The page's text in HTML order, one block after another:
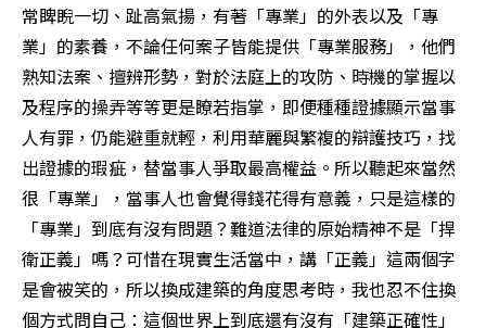
常睥睨一切、趾高氣揚，有著「專業」的外表以及「專
業」的素養，不論任何案子皆能提供「專業服務」，他們
熟知法案、擅辨形勢，對於法庭上的攻防、時機的掌握以
及程序的操弄等等更是瞭若指掌，即便種種證據顯示當事
人有罪，仍能避重就輕，利用華麗與繁複的辯護技巧，找
出證據的瑕疵，替當事人爭取最高權益。所以聽起來當然
很「專業」，當事人也會覺得錢花得有意義，只是這樣的
「專業」到底有沒有問題？難道法律的原始精神不是「捍
衛正義」嗎？可惜在現實生活當中，講「正義」這兩個字
是會被笑的，所以換成建築的角度思考時，我也忍不住換
個方式問自己：這個世界上到底還有沒有「建築正確性」